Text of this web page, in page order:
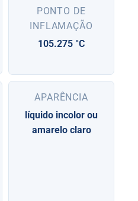
PONTO DE
INFLAMAÇÃO
105.275 °C
APARÊNCIA
líquido incolor ou
amarelo claro